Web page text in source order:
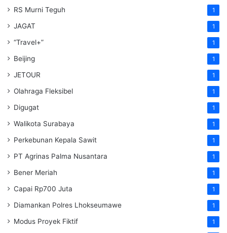
RS Murni Teguh 1
JAGAT 1
“Travel+” 1
Beijing 1
JETOUR 1
Olahraga Fleksibel 1
Digugat 1
Walikota Surabaya 1
Perkebunan Kepala Sawit 1
PT Agrinas Palma Nusantara 1
Bener Meriah 1
Capai Rp700 Juta 1
Diamankan Polres Lhokseumawe 1
Modus Proyek Fiktif 1